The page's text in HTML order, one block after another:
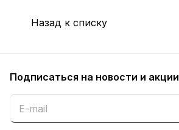
Назад к списку
Подписаться на новости и акции